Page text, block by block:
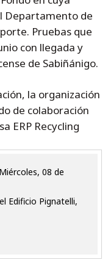
Departamento de
Pruebas que
con llegada y
de Sabiñánigo.
la organización
de colaboración
ERP Recycling
miércoles, 08 de
Edificio Pignatelli,